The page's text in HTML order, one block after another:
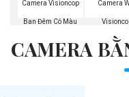
Camera Visioncop
Ban Đêm Có Màu
Camera
CAMERA